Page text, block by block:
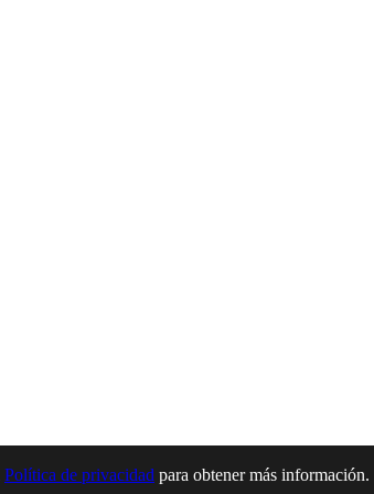
Política de privacidad para obtener más información.